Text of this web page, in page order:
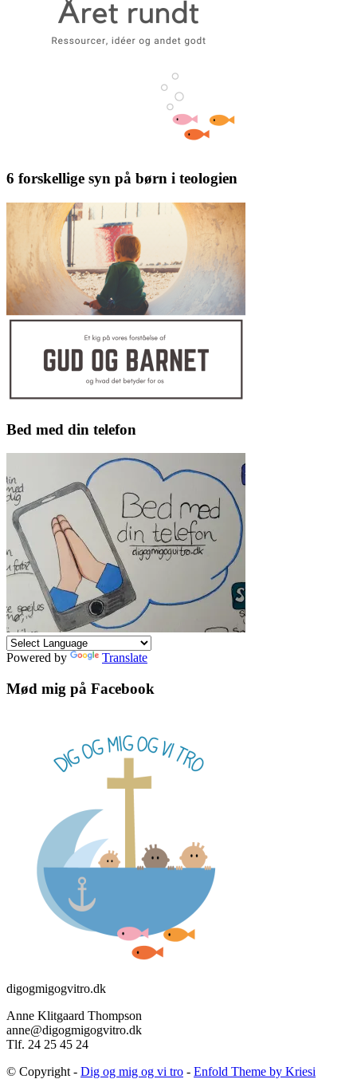
6 forskellige syn på børn i teologien
Bed med din telefon
Powered by Translate
Mød mig på Facebook
digogmigogvitro.dk
Anne Klitgaard Thompson
anne@digogmigogvitro.dk
Tlf. 24 25 45 24
© Copyright - Dig og mig og vi tro - Enfold Theme by Kriesi